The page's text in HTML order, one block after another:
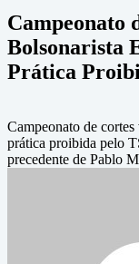
Campeonato
Bolsonarista
Prática
Campeonato de
prática proibida pelo
precedente de Pablo